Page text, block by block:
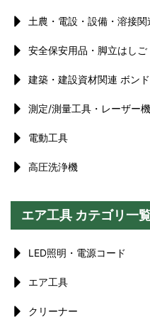
土農・電設・設備・溶接
安全保安用品・脚立はしご
建築・建設資材関連 ボン
測定/測量工具・レーザー
電動工具
高圧洗浄機
エア工具 カテゴリ一
LED照明・電源コード
エア工具
クリーナー